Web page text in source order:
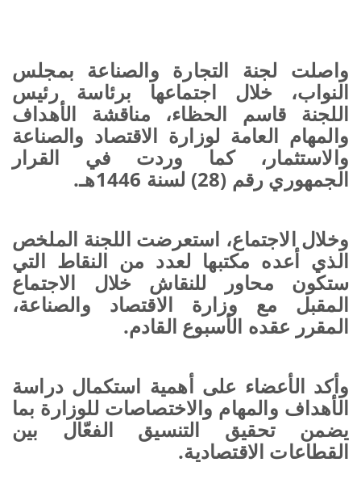
واصلت لجنة التجارة والصناعة بمجلس
النواب، خلال اجتماعها برئاسة رئيس
اللجنة قاسم الحظاء، مناقشة الأهداف
والمهام العامة لوزارة الاقتصاد والصناعة
والاستثمار، كما وردت في القرار
الجمهوري رقم (28) لسنة 1446هـ.
وخلال الاجتماع، استعرضت اللجنة الملخص
الذي أعده مكتبها لعدد من النقاط التي
ستكون محاور للنقاش خلال الاجتماع
المقبل مع وزارة الاقتصاد والصناعة،
المقرر عقده الأسبوع القادم.
وأكد الأعضاء على أهمية استكمال دراسة
الأهداف والمهام والاختصاصات للوزارة بما
يضمن تحقيق التنسيق الفعّال بين
القطاعات الاقتصادية.